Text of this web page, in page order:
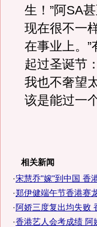
生！”阿SA
现在很不一
在事业上。”
起过圣诞节
我也不奢望
该是能过一
相关新闻
·宋慧乔"嫁"到中国 香
·郑伊健端午节香港赛
· 阿娇三度复出均失败
·香港艺人会考成绩 阿